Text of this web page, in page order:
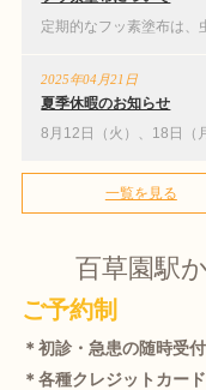
定期的なフッ素塗布は、
2025年04月21日
夏季休暇のお知らせ
8月12日（火）、18日（
一覧を見る
百草園駅
ご予約制
＊初診・急患の随時受付
＊各種クレジットカー